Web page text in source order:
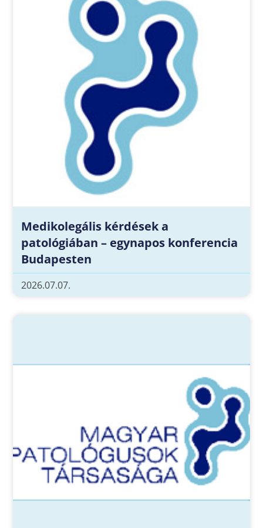
Medikolegális kérdések a
patológiában – egynapos konferencia
Budapesten
2026.07.07.